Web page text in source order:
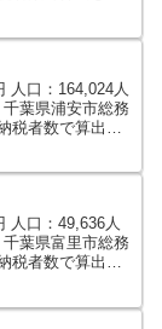
人口：164,024人
葉県浦安市総務
税者数で算出し
人口：49,636人
葉県富里市総務
税者数で算出し